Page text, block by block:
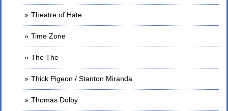
Theatre of Hate
Time Zone
The The
Thick Pigeon / Stanton Miranda
Thomas Dolby